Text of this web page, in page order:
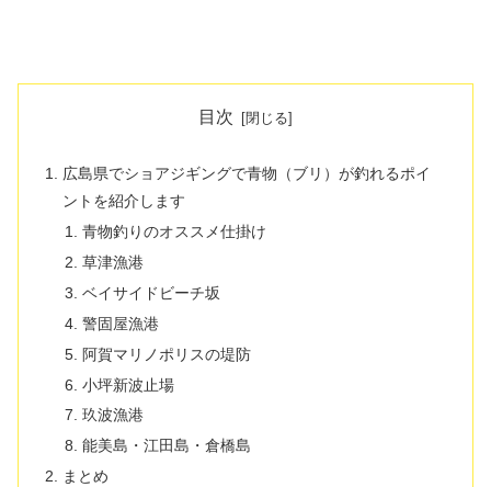
目次
広島県でショアジギングで青物（ブリ）が釣れるポイ
ントを紹介します
青物釣りのオススメ仕掛け
草津漁港
ベイサイドビーチ坂
警固屋漁港
阿賀マリノポリスの堤防
小坪新波止場
玖波漁港
能美島・江田島・倉橋島
まとめ